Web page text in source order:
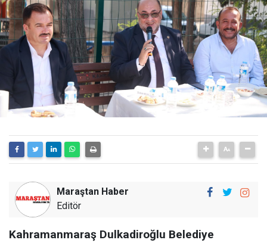
Maraştan Haber
Editör
Kahramanmaraş Dulkadiroğlu Belediye